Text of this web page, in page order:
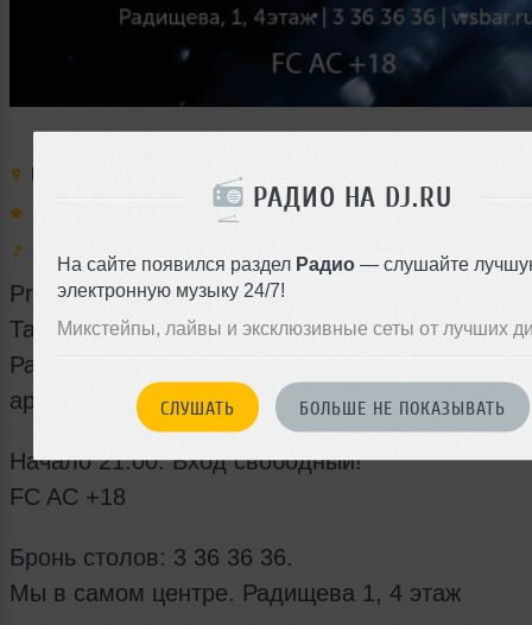
РАДИО НА DJ.RU
На сайте появился раздел Радио — слушайте
электронную музыку 24/7!
Микстейпы, лайвы и эксклюзивные сеты от лучших
СЛУШАТЬ БОЛЬШЕ НЕ ПОКАЗЫВАТЬ
Место: Россия
Муз. стили:
Pre Party. Самая актуальная музыка, для
Танца.
Расслабляющая атмосфера, вкусная еда,
ароматный пар!
Начало 21:00. Вход свободный!
FC AC +18
Бронь столов: 3 36 36 36.
Мы в самом центре. Радищева 1, 4 этаж